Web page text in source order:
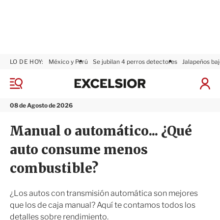
M
n
08 de Agosto de 2026
LO DE HOY: México y Perú Se jubilan 4 perros detectores Jalapeños
I
x
i
r
Manual o automático... ¿Qué
auto consume menos
combustible?
¿Los autos con transmisión automática son mejores
que los de caja manual? Aquí te contamos todos los
detalles sobre rendimiento.